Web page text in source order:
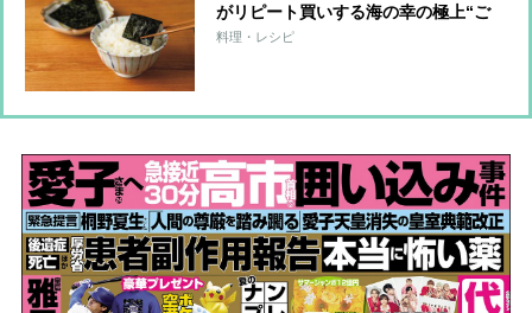
がリピート買いする海の幸の極上“ご
飯のお供”6品
料理・レシピ